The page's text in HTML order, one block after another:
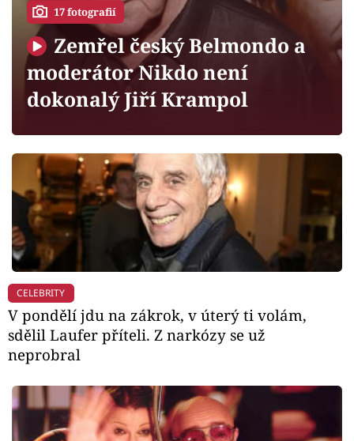
Sledujte prima+
Filmový festival Karlovy Vary
Mámy sobě
Přihlášení
Sledujte nás
17 fotografií
Zemřel český Belmondo a
moderátor Nikdo není
dokonalý Jiří Krampol
CELEBRITY
V pondělí jdu na zákrok, v úterý ti volám,
sdělil Laufer příteli. Z narkózy se už
neprobral